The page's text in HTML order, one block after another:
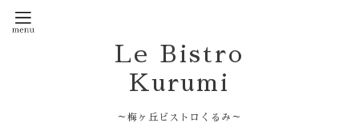
Le Bistro
Kurumi
～梅ヶ丘ビストロくるみ～